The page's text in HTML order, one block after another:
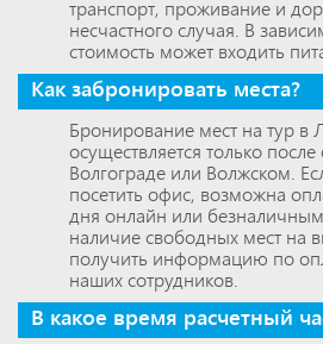
транспорт, проживание и
несчастного случая. В
стоимость может входить
Как забронировать места?
Бронирование мест на тур в
осуществляется только
Волгограде или Волжском.
посетить офис, возможна
дня онлайн или
наличие свободных мест на
получить информацию по
наших сотрудников.
В какое время расчетный